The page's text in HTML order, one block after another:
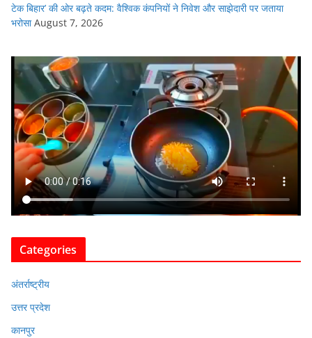
टेक बिहार’ की ओर बढ़ते कदम: वैश्विक कंपनियों ने निवेश और साझेदारी पर जताया
भरोसा August 7, 2026
Categories
अंतर्राष्ट्रीय
उत्तर प्रदेश
कानपुर